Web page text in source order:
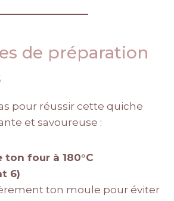
de préparation
pour réussir cette quiche
et savoureuse :
ton four à 180°C
6)
ton moule pour éviter